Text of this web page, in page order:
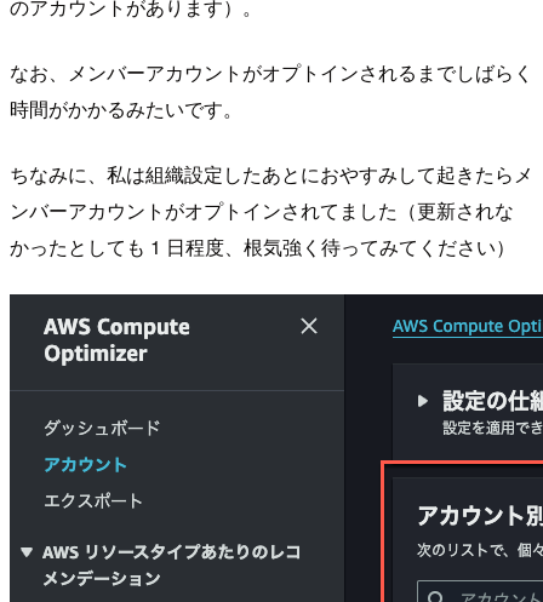
のアカウントがあります）。
なお、メンバーアカウントがオプトインされるまでしばらく
時間がかかるみたいです。
ちなみに、私は組織設定したあとにおやすみして起きたらメ
ンバーアカウントがオプトインされてました（更新されな
かったとしても 1 日程度、根気強く待ってみてください）